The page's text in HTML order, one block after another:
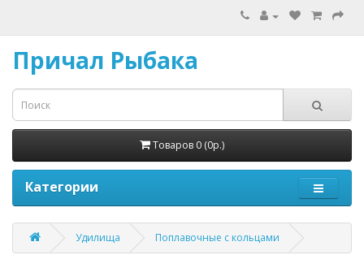
Причал Рыбака
Товаров 0 (0р.)
Категории
Удилища Поплавочные с кольцами